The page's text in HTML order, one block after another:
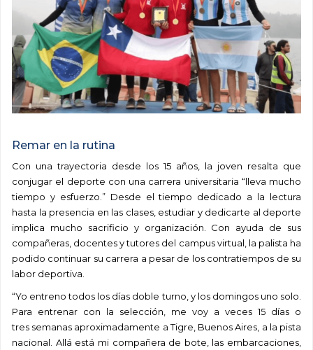
Remar en la rutina
Con una trayectoria desde los 15 años, la joven resalta que
conjugar el deporte con una carrera universitaria “lleva mucho
tiempo y esfuerzo.” Desde el tiempo dedicado a la lectura
hasta la presencia en las clases, estudiar y dedicarte al deporte
implica mucho sacrificio y organización. Con ayuda de sus
compañeras, docentes y tutores del campus virtual, la palista ha
podido continuar su carrera a pesar de los contratiempos de su
labor deportiva.
“Yo entreno todos los días doble turno, y los domingos uno solo.
Para entrenar con la selección, me voy a veces 15 días o
tres semanas aproximadamente a Tigre, Buenos Aires, a la pista
nacional. Allá está mi compañera de bote, las embarcaciones,